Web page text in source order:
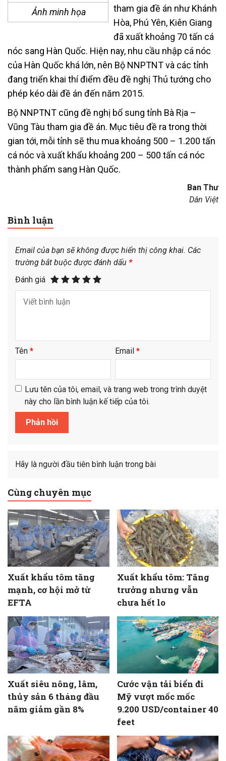
Ảnh minh họa
tham gia đề án như Khánh
Hòa, Phú Yên, Kiên Giang
đã xuất khoảng 70 tấn cá
nóc sang Hàn Quốc. Hiện nay, nhu cầu nhập cá nóc
của Hàn Quốc khá lớn, nên Bộ NNPTNT và các tỉnh
đang triển khai thí điểm đều đề nghị Thủ tướng cho
phép kéo dài đề án đến năm 2015.
Bộ NNPTNT cũng đề nghị bổ sung tỉnh Bà Rịa –
Vũng Tàu tham gia đề án. Mục tiêu đề ra trong thời
gian tới, mỗi tỉnh sẽ thu mua khoảng 500 – 1.200 tấn
cá nóc và xuất khẩu khoảng 200 – 500 tấn cá nóc
thành phẩm sang Hàn Quốc.
Ban Thư
Dân Việt
Bình luận
Email của bạn sẽ không được hiển thị công khai. Các
trường bắt buộc được đánh dấu *
Đánh giá
Tên * Email *
Lưu tên của tôi, email, và trang web trong trình duyệt
này cho lần bình luận kế tiếp của tôi.
Hãy là người đầu tiên bình luận trong bài
Cùng chuyên mục
Xuất khẩu tôm tăng
mạnh, cơ hội mở từ
EFTA
Xuất khẩu tôm: Tăng
trưởng nhưng vẫn
chưa hết lo
Xuất siêu nông, lâm,
thủy sản 6 tháng đầu
năm giảm gần 8%
Cước vận tải biển đi
Mỹ vượt mốc mốc
9.200 USD/container 40
feet